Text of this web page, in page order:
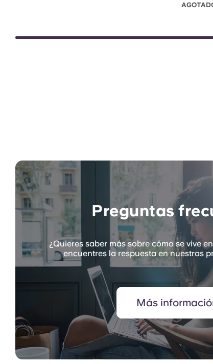
Preguntas
¿Quieres saber más sobre cómo se vive
encuentres la respuesta en nuestras
Más